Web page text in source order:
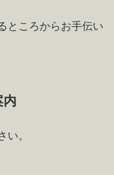
ところからお手伝い
内
い。